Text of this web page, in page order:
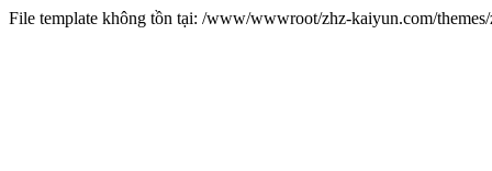
File template không tồn tại: /www/wwwroot/zhz-kaiyun.com/